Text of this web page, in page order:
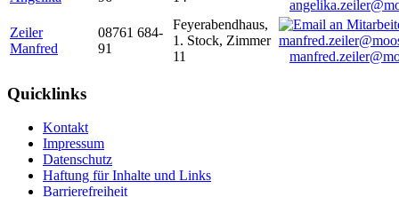
Zeiler
Manfred
08761 684-
91
Feyerabendhaus,
1. Stock, Zimmer
11
Quicklinks
Kontakt
Impressum
Datenschutz
Haftung für Inhalte und Links
Barrierefreiheit